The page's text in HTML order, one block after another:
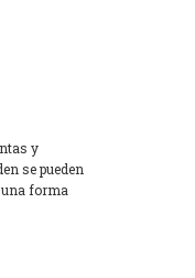
y
se pueden
forma